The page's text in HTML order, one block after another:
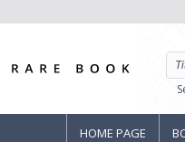
HOME PAGE